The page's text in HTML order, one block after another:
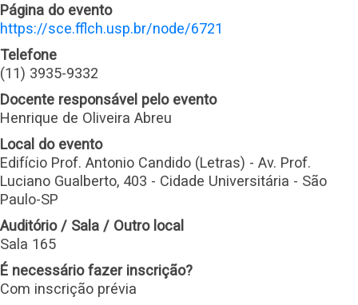
Página do evento
https://sce.fflch.usp.br/node/6721
Telefone
(11) 3935-9332
Docente responsável pelo evento
Henrique de Oliveira Abreu
Local do evento
Edifício Prof. Antonio Candido (Letras) - Av. Prof.
Luciano Gualberto, 403 - Cidade Universitária - São
Paulo-SP
Auditório / Sala / Outro local
Sala 165
É necessário fazer inscrição?
Com inscrição prévia